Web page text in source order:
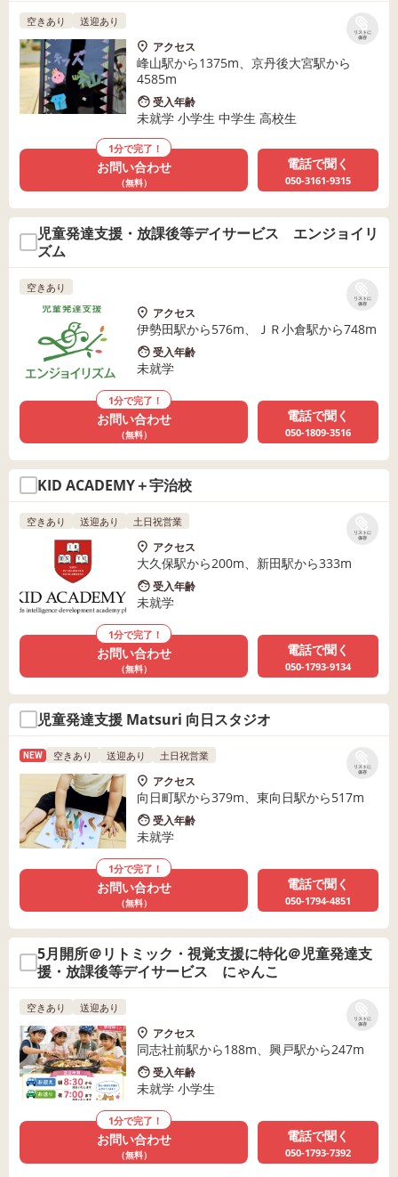
リストに
保存
空きあり 送迎あり
アクセス
峰山駅から1375m、京丹後大宮駅から
4585m
受入年齢
未就学 小学生 中学生 高校生
1分で完了！
お問い合わせ
（無料）
電話で聞く
050-3161-9315
児童発達支援・放課後等デイサービス エンジョイリ
ズム
リストに
保存
空きあり
アクセス
伊勢田駅から576m、ＪＲ小倉駅から748m
受入年齢
未就学
1分で完了！
お問い合わせ
（無料）
電話で聞く
050-1809-3516
KID ACADEMY＋宇治校
リストに
保存
空きあり 送迎あり 土日祝営業
アクセス
大久保駅から200m、新田駅から333m
受入年齢
未就学
1分で完了！
お問い合わせ
（無料）
電話で聞く
050-1793-9134
児童発達支援 Matsuri 向日スタジオ
リストに
保存
NEW 空きあり 送迎あり 土日祝営業
アクセス
向日町駅から379m、東向日駅から517m
受入年齢
未就学
1分で完了！
お問い合わせ
（無料）
電話で聞く
050-1794-4851
5月開所＠リトミック・視覚支援に特化＠児童発達支
援・放課後等デイサービス にゃんこ
リストに
保存
空きあり 送迎あり
アクセス
同志社前駅から188m、興戸駅から247m
受入年齢
未就学 小学生
1分で完了！
お問い合わせ
（無料）
電話で聞く
050-1793-7392